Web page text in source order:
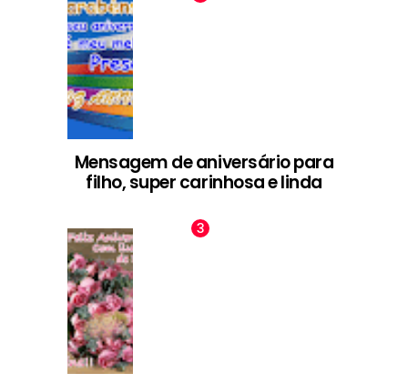
Mensagem de aniversário para
filho, super carinhosa e linda